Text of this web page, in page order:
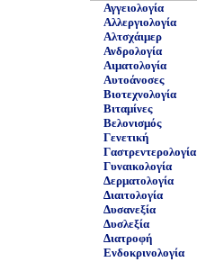
Αγγειολογία
Αλλεργιολογία
Αλτσχάιμερ
Ανδρολογία
Αιματολογία
Αυτοάνοσες
Βιοτεχνολογία
Βιταμίνες
Βελονισμός
Γενετική
Γαστρεντερολογία
Γυναικολογία
Δερματολογία
Διαιτολογία
Δυσανεξία
Δυσλεξία
Διατροφή
Ενδοκρινολογία